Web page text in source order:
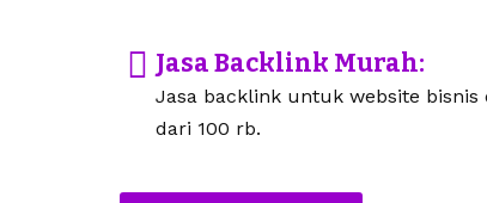
Jasa Backlink Murah:
Jasa backlink untuk website
dari 100 rb.